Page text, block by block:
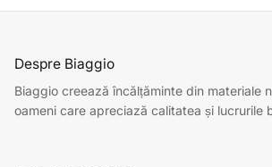
Despre Biaggio
Biaggio creează încălțăminte din materiale
oameni care apreciază calitatea și lucrurile